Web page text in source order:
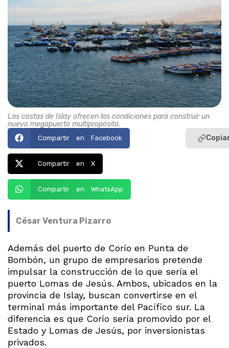
Las costas de Islay ofrecen las condiciones para construir un
nuevo megapuerto multipropósito.
Compartir en Facebook
Compartir en X
Compartir en WhatsApp
César Ventura Pizarro
Además del puerto de Corío en Punta de
Bombón, un grupo de empresarios pretende
impulsar la construcción de lo que sería el
puerto Lomas de Jesús. Ambos, ubicados en la
provincia de Islay, buscan convertirse en el
terminal más importante del Pacífico sur. La
diferencia es que Corío sería promovido por el
Estado y Lomas de Jesús, por inversionistas
privados.